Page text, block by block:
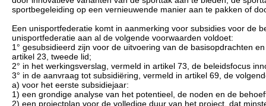
sportbegeleiding op een vernieuwende manier aan te pakken of
Een unisportfederatie komt in aanmerking voor subsidies voor de
unisportfederatie aan al de volgende voorwaarden voldoet:
1° gesubsidieerd zijn voor de uitvoering van de basisopdrachten
artikel 23, tweede lid;
2° in het werkingsverslag, vermeld in artikel 73, de beleidsfocus
3° in de aanvraag tot subsidiëring, vermeld in artikel 69, de
a) voor het eerste subsidiejaar:
1) een grondige analyse van het potentieel, de noden en de
2) een projectplan voor de volledige duur van het project, dat